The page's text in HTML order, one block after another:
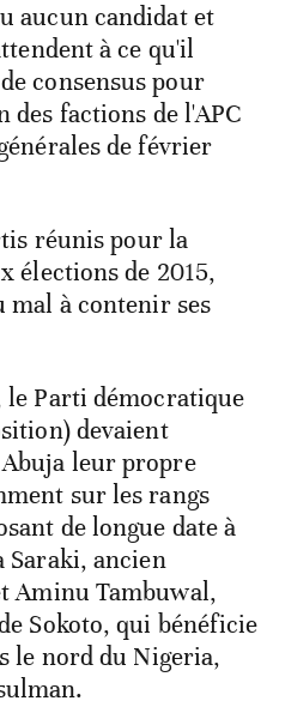
aucun candidat et
à ce qu'il
consensus pour
factions de l'APC
de février
réunis pour la
élections de 2015,
mal à contenir ses
le Parti démocratique
devaient
leur propre
sur les rangs
de longue date à
Saraki, ancien
Aminu Tambuwal,
Sokoto, qui bénéficie
le nord du Nigeria,